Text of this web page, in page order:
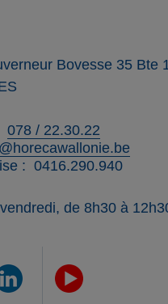
Bovesse 35 Bte
078 / 22.30.22
0416.290.940
de 8h30 à